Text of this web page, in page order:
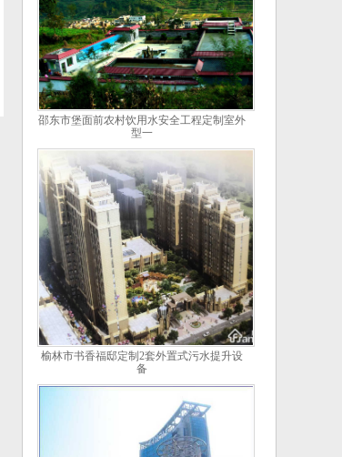
邵东市堡面前农村饮用水安全工程定制室外
型一
榆林市书香福邸定制2套外置式污水提升设
备